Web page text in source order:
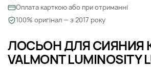
ЛОСЬОН ДЛЯ СИЯНИЯ
VALMONT LUMINOSITY
Оплата карткою або при отриманні
100% оригінал — з 2017 року